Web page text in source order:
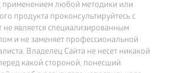
применением любой методики или
продукта проконсультируйтесь с
является специализированным
и не заменяет профессиональной
Владелец Сайта не несет никакой
какой стороной, понесший